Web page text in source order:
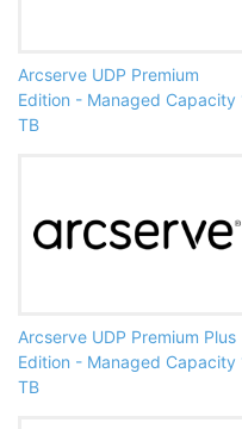
Arcserve UDP Premium
Edition - Managed Capacity
TB
Arcserve UDP Premium Plus
Edition - Managed Capacity
TB